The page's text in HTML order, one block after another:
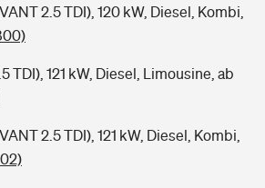
2.5 TDI), 120 kW, Diesel, Kombi,
TDI), 121 kW, Diesel, Limousine, ab
2.5 TDI), 121 kW, Diesel, Kombi,